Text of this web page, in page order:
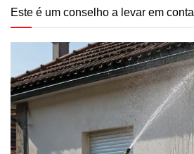
Este é um conselho a levar em conta